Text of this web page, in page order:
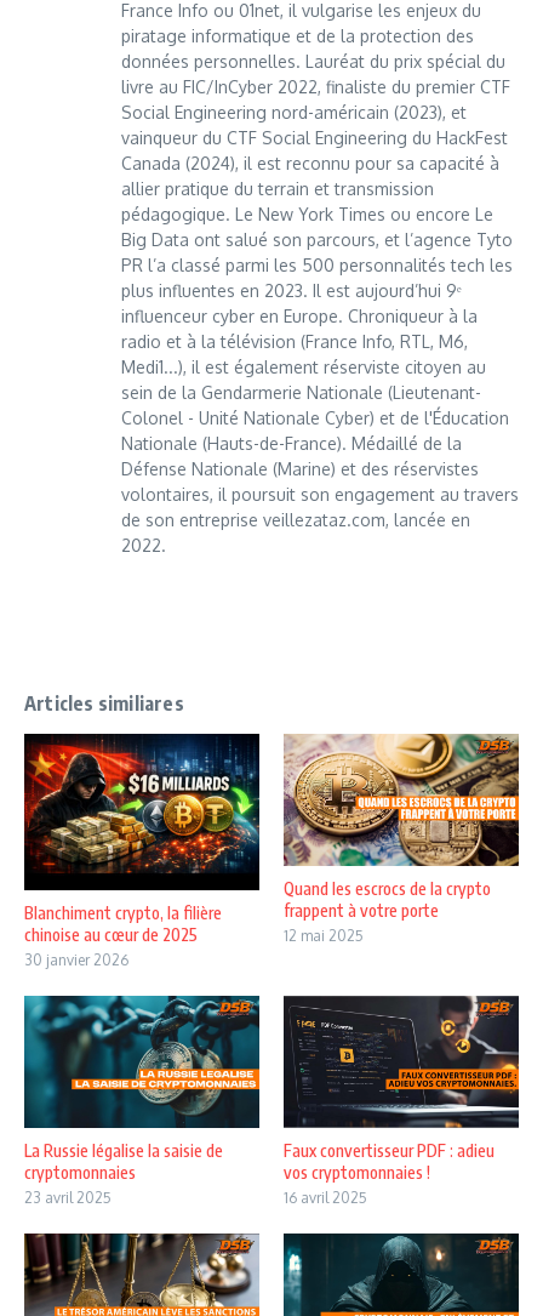
France Info ou 01net, il vulgarise les enjeux du
piratage informatique et de la protection des
données personnelles. Lauréat du prix spécial du
livre au FIC/InCyber 2022, finaliste du premier CTF
Social Engineering nord-américain (2023), et
vainqueur du CTF Social Engineering du HackFest
Canada (2024), il est reconnu pour sa capacité à
allier pratique du terrain et transmission
pédagogique. Le New York Times ou encore Le
Big Data ont salué son parcours, et l’agence Tyto
PR l’a classé parmi les 500 personnalités tech les
plus influentes en 2023. Il est aujourd’hui 9ᵉ
influenceur cyber en Europe. Chroniqueur à la
radio et à la télévision (France Info, RTL, M6,
Medi1...), il est également réserviste citoyen au
sein de la Gendarmerie Nationale (Lieutenant-
Colonel - Unité Nationale Cyber) et de l'Éducation
Nationale (Hauts-de-France). Médaillé de la
Défense Nationale (Marine) et des réservistes
volontaires, il poursuit son engagement au travers
de son entreprise veillezataz.com, lancée en
2022.
Articles similiares
Blanchiment crypto, la filière
chinoise au cœur de 2025
30 janvier 2026
Quand les escrocs de la crypto
frappent à votre porte
12 mai 2025
La Russie légalise la saisie de
cryptomonnaies
23 avril 2025
Faux convertisseur PDF : adieu
vos cryptomonnaies !
16 avril 2025